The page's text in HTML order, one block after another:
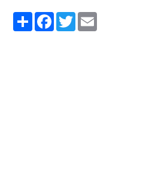
PartagerFacebook
Twitter